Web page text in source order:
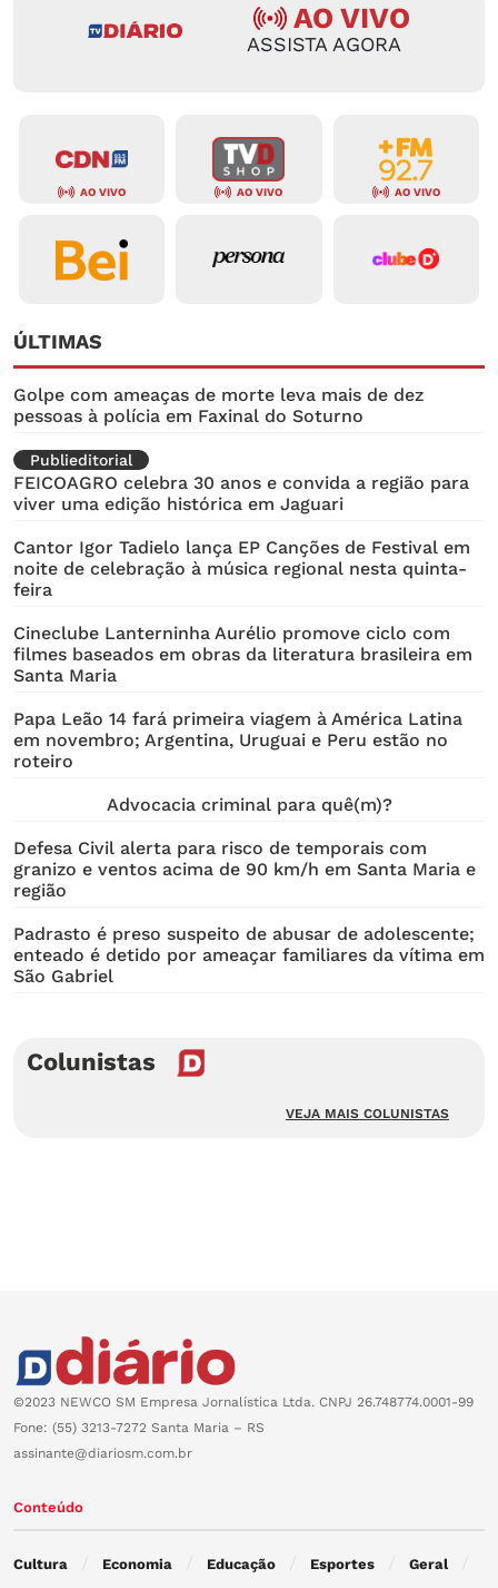
AO VIVO
ASSISTA AGORA
AO VIVO AO VIVO AO VIVO
ÚLTIMAS
Golpe com ameaças de morte leva mais de dez
pessoas à polícia em Faxinal do Soturno
Publieditorial
FEICOAGRO celebra 30 anos e convida a região para
viver uma edição histórica em Jaguari
Cantor Igor Tadielo lança EP Canções de Festival em
noite de celebração à música regional nesta quinta-
feira
Cineclube Lanterninha Aurélio promove ciclo com
filmes baseados em obras da literatura brasileira em
Santa Maria
Papa Leão 14 fará primeira viagem à América Latina
em novembro; Argentina, Uruguai e Peru estão no
roteiro
Advocacia criminal para quê(m)?
Defesa Civil alerta para risco de temporais com
granizo e ventos acima de 90 km/h em Santa Maria e
região
Padrasto é preso suspeito de abusar de adolescente;
enteado é detido por ameaçar familiares da vítima em
São Gabriel
Colunistas
VEJA MAIS COLUNISTAS
©2023 NEWCO SM Empresa Jornalística Ltda. CNPJ 26.748774.0001-99
Fone: (55) 3213-7272 Santa Maria – RS
assinante@diariosm.com.br
Conteúdo
Cultura Economia Educação Esportes Geral